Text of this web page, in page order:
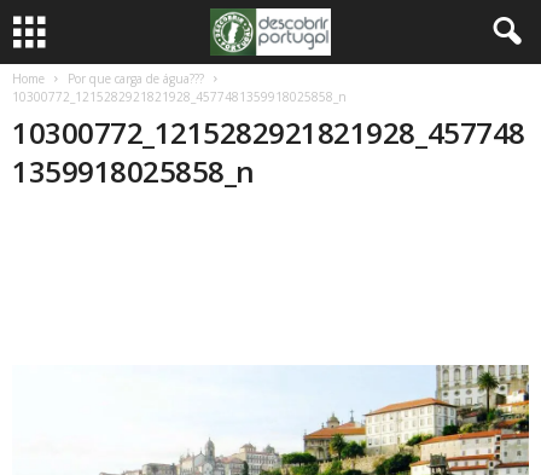
Home
Por que carga de água???
10300772_1215282921821928_4577481359918025858_n
10300772_1215282921821928_457748
1359918025858_n